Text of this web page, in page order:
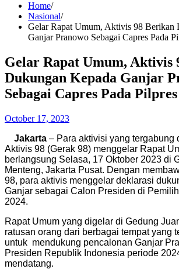
Home
Nasional
Gelar Rapat Umum, Aktivis 98 Berikan
Ganjar Pranowo Sebagai Capres Pada
Gelar Rapat Umum, Aktivis
Dukungan Kepada Ganjar
Sebagai Capres Pada
October 17, 2023
Jakarta – Para aktivisi yang tergabung
Aktivis 98 (Gerak 98) menggelar Rapat
berlangsung Selasa, 17 Oktober 2023 di
Menteng, Jakarta Pusat. Dengan
98, para aktivis menggelar deklarasi
Ganjar sebagai Calon Presiden di
2024.
Rapat Umum yang digelar di Gedung
ratusan orang dari berbagai tempat yang
untuk mendukung pencalonan Ganjar
Presiden Republik Indonesia periode
mendatang.